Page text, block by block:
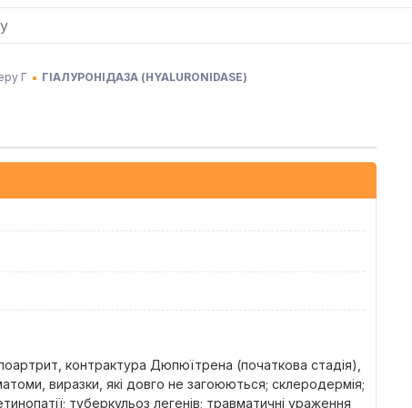
Г ГІАЛУРОНІДАЗА (HYALURONIDASE)
контрактура Дюпюїтрена (початкова стадія),
виразки, які довго не загоюються; склеродермія;
туберкульоз легенів; травматичні ураження